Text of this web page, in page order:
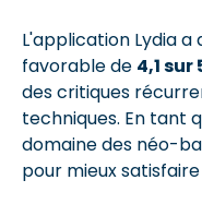
L'application Lydia a
favorable de 4,1 sur
des critiques
techniques. En tant
domaine des néo-
pour mieux